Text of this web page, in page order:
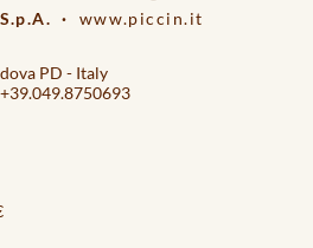
· www.piccin.it
PD - Italy
+39.049.8750693